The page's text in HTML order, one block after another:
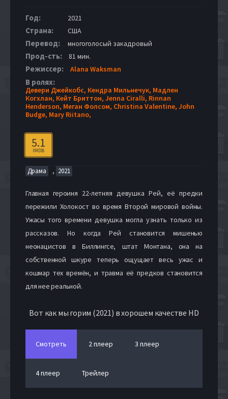
Год: 2021
Страна: США
Перевод: многоголосый закадровый
Прод-сть: 81 мин.
Режиссер: Alana Waksman
В ролях:
Девери Джейкобс, Кендра Мильнечук, Мадлен
Когхлан, Кейт Бриттон, Jenna Ciralli, Rinnan
Henderson, Меган Фолсом, Christina Valentine, John
Budge, Mary Riitano,
5.1
IMDB
Драма , 2021
Главная героиня 22-летняя девушка Рей, её предки
пережили Холокост во время Второй мировой войны.
Ужасы того времени девушка могла узнать только из
рассказов. Но когда Рей становится мишенью
неонацистов в Биллингсе, штат Монтана, она на
собственной шкуре теперь ощущает весь ужас и
кошмар тех времён, и травма её предков становится
для нее реальной.
Вот как мы горим (2021) в хорошем качестве HD
Смотреть 2 плеер 3 плеер
4 плеер Трейлер